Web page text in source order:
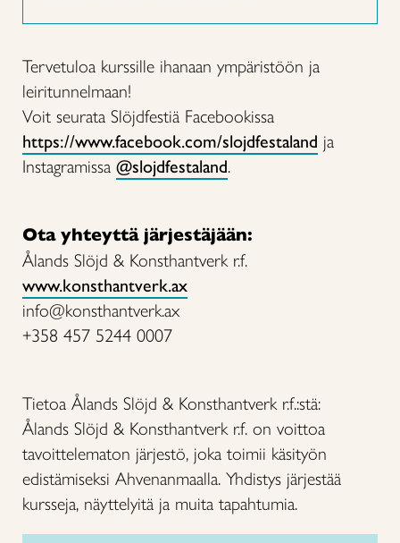
Tervetuloa kurssille ihanaan ympäristöön ja
leiritunnelmaan!
Voit seurata Slöjdfestiä Facebookissa
https://www.facebook.com/slojdfestaland ja
Instagramissa @slojdfestaland.
Ota yhteyttä järjestäjään:
Ålands Slöjd & Konsthantverk r.f.
www.konsthantverk.ax
info@konsthantverk.ax
+358 457 5244 0007
Tietoa Ålands Slöjd & Konsthantverk r.f.:stä:
Ålands Slöjd & Konsthantverk r.f. on voittoa
tavoittelematon järjestö, joka toimii käsityön
edistämiseksi Ahvenanmaalla. Yhdistys järjestää
kursseja, näyttelyitä ja muita tapahtumia.